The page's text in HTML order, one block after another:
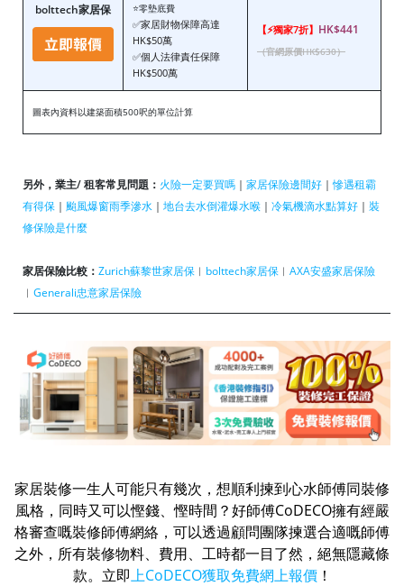
bolttech家居保 ⭐零墊底費
✅家居財物保障高達
HK$50萬
✅個人法律責任保障
HK$500萬
【⚡獨家7折】 HK$441
（官網原價HK$630）
圖表內資料以建築面積500呎的單位計算
另外，業主/ 租客常見問題： 火險一定要買嗎 ｜ 家居保險邊間好 ｜慘遇租霸
有得保 ｜ 颱風爆窗雨季滲水 ｜ 地台去水倒灌爆水喉 ｜ 冷氣機滴水點算好 ｜ 裝
修保險是什麼
家居保險比較： Zurich蘇黎世家居保 ︱ bolttech家居保 ︱ AXA安盛家居保險
︱ Generali忠意家居保險
家居裝修一生人可能只有幾次，想順利揀到心水師傅同裝修
風格，同時又可以慳錢、慳時間？好師傅CoDECO擁有經嚴
格審查嘅裝修師傅網絡，可以透過顧問團隊揀選合適嘅師傅
之外，所有裝修物料、費用、工時都一目了然，絕無隱藏條
款。立即上CoDECO獲取免費網上報價！